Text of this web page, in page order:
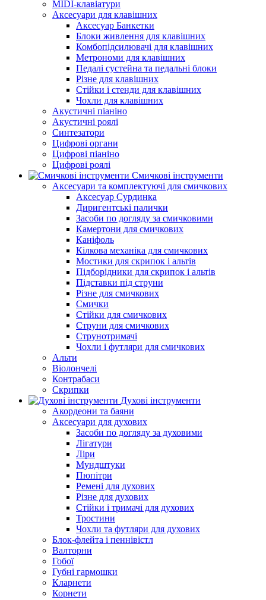
MIDI-клавіатури
Аксесуари для клавішних
Аксесуар Банкетки
Блоки живлення для клавішних
Комбопідсилювачі для клавішних
Метрономи для клавішних
Педалі сустейна та педальні блоки
Різне для клавішних
Стійки і стенди для клавішних
Чохли для клавішних
Акустичні піаніно
Акустичні роялі
Синтезатори
Цифрові органи
Цифрові піаніно
Цифрові роялі
Смичкові інструменти
Аксесуари та комплектуючі для смичкових
Аксесуар Сурдинка
Диригентські палички
Засоби по догляду за смичковими
Камертони для смичкових
Каніфоль
Кілкова механіка для смичкових
Мостики для скрипок і альтів
Підборiдники для скрипок і альтів
Підставки під струни
Різне для смичкових
Смички
Стійки для смичкових
Струни для смичкових
Струнотримачі
Чохли і футляри для смичкових
Альти
Віолончелі
Контрабаси
Скрипки
Духові інструменти
Акордеони та баяни
Аксесуари для духових
Засоби по догляду за духовими
Лігатури
Ліри
Мундштуки
Пюпітри
Ремені для духових
Різне для духових
Стійки і тримачі для духових
Тростини
Чохли та футляри для духових
Блок-флейта і пеннівістл
Валторни
Гобої
Губні гармошки
Кларнети
Корнети